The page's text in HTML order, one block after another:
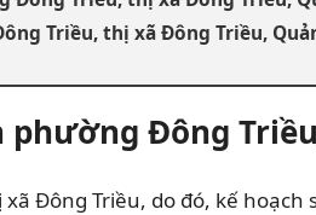
Triều, thị xã Đông Triều,
phường Đông
Đông Triều, do đó, kế